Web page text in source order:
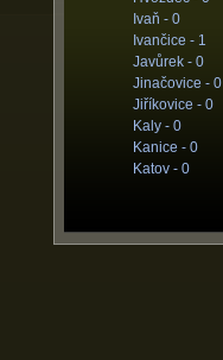
Ivaň - 0
Ivančice - 1
Javůrek - 0
Jinačovice - 0
Jiříkovice - 0
Kaly - 0
Kanice - 0
Katov - 0